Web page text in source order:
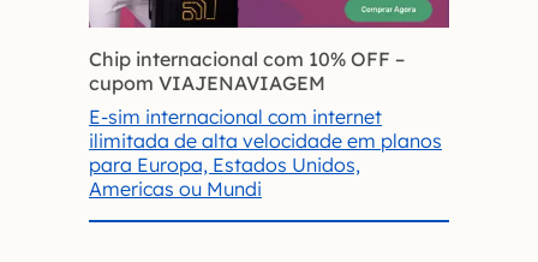
Chip internacional com 10% OFF –
cupom VIAJENAVIAGEM
E-sim internacional com internet
ilimitada de alta velocidade em planos
para Europa, Estados Unidos,
Americas ou Mundi